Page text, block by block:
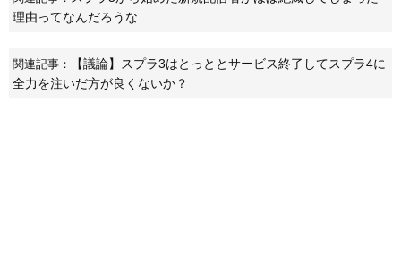
理由ってなんだろうな
関連記事：
【議論】スプラ3はとっととサービス終了してスプラ4に
全力を注いだ方が良くないか？